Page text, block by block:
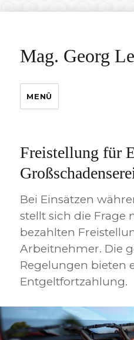
Mag. Georg
MENÜ
Freistellung für
Bei Einsätzen
stellt sich die Frage
bezahlten
Arbeitnehmer. Die
Regelungen bieten
Entgeltfortzahlung.